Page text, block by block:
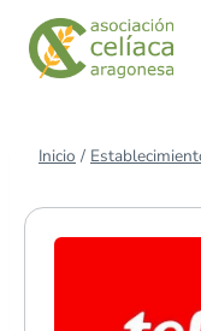
Saltar
contenido
Inicio /